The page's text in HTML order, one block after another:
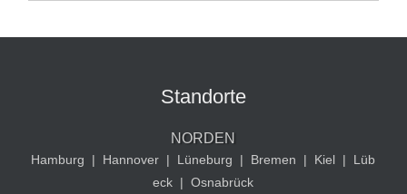
Standorte
NORDEN
Hamburg | Hannover | Lüneburg | Bremen | Kiel |
Lüb
eck | Osnabrück